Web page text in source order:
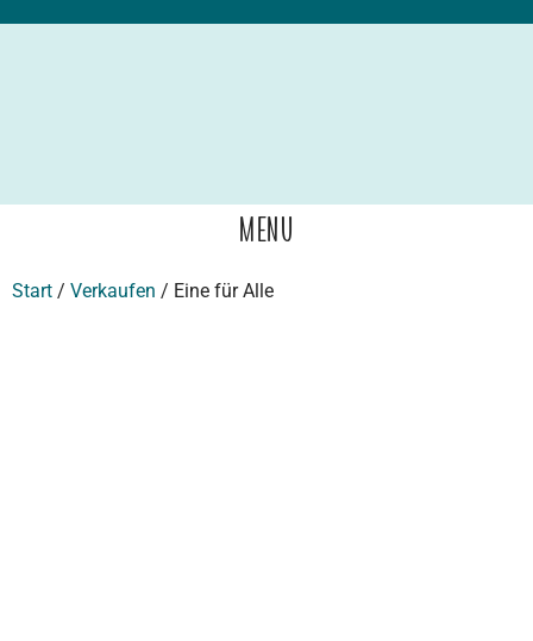
Menu
Start / Verkaufen / Eine für Alle